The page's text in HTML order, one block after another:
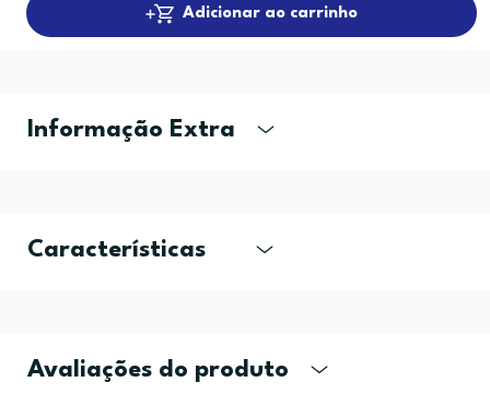
Adicionar ao carrinho
Informação Extra
Características
Avaliações do produto